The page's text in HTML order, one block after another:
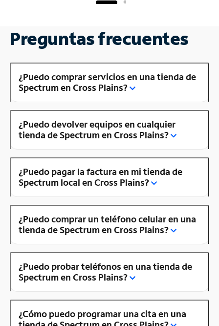
Preguntas frecuentes
¿Puedo comprar servicios en una tienda de
Spectrum en Cross Plains?
¿Puedo devolver equipos en cualquier
tienda de Spectrum en Cross Plains?
¿Puedo pagar la factura en mi tienda de
Spectrum local en Cross Plains?
¿Puedo comprar un teléfono celular en una
tienda de Spectrum en Cross Plains?
¿Puedo probar teléfonos en una tienda de
Spectrum en Cross Plains?
¿Cómo puedo programar una cita en una